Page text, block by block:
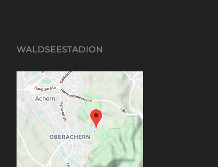
WALDSEESTADION